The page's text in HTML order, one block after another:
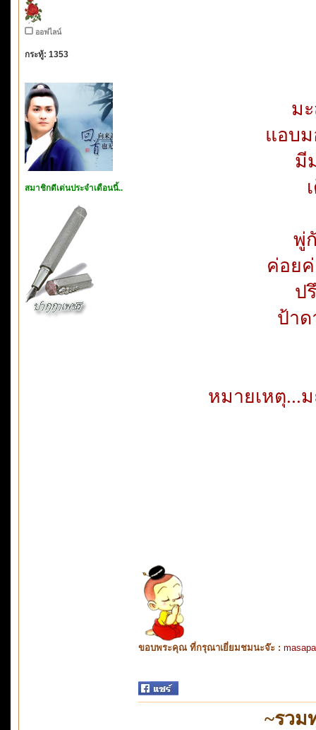
ออฟไลน์
กระทู้: 1353
สมาชิกดีเด่นประจำเดือนนี้..
ม
แอบม
มี
พู่
ค่อยค่
ป
ป้าด
หมายเหตุ
ขอบพระคุณ ที่กรุณาเยี่ยมชมนะจ๊ะ :
~รวม